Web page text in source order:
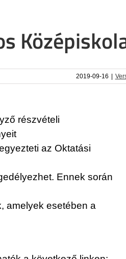
2019-09-16 |
részvételi
az Oktatási
Ennek során
amelyek esetében a